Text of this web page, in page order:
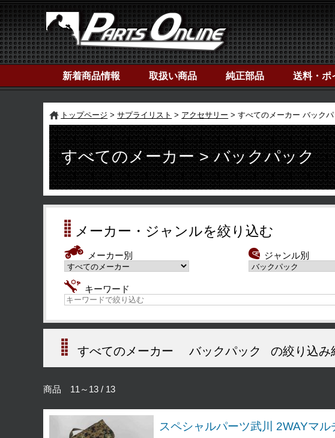
新着商品情報 取扱い商品 純正部品 送料・ポ
トップページ サプライリスト アクセサリー すべてのメーカー バックパ
すべてのメーカー > バックパック
メーカー・ジャンルを絞り込む
メーカー別 ジャンル別
キーワード
すべてのメーカー バックパック の絞り込み
商品 11～13 / 13
スペシャルパーツ武川 2WAYマ